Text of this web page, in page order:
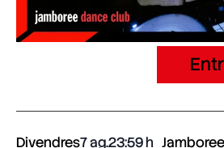
Divendres7 ag.23:59